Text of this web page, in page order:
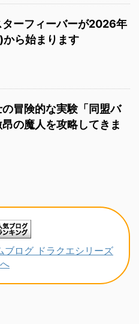
ターフィーバーが2026年
ら始まります
の冒険的な実験「同盟バ
昂の魔人を攻略してきま